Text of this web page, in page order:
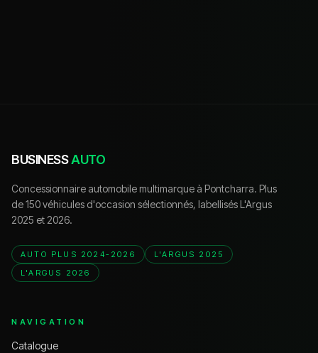
BUSINESSAUTO
Concessionnaire automobile multimarque à Pontcharra. Plus
de 150 véhicules d'occasion sélectionnés, labellisés L'Argus
2025 et 2026.
AUTO PLUS 2024-2026
L'ARGUS 2025
L'ARGUS 2026
NAVIGATION
Catalogue